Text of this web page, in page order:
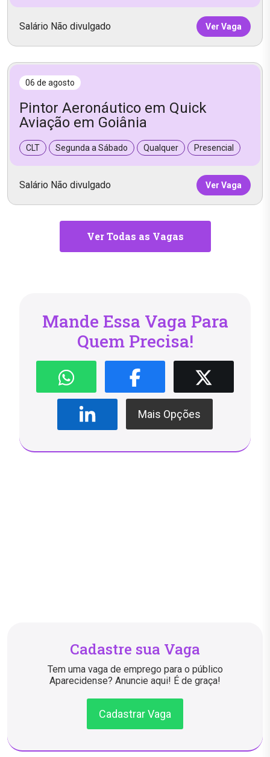
Salário Não divulgado Ver Vaga
06 de agosto
Pintor Aeronáutico em Quick
Aviação em Goiânia
CLT Segunda a Sábado Qualquer Presencial
Salário Não divulgado Ver Vaga
Ver Todas as Vagas
Mande Essa Vaga Para
Quem Precisa!
Mais Opções
Cadastre sua Vaga
Tem uma vaga de emprego para o público
Aparecidense? Anuncie aqui! É de graça!
Cadastrar Vaga